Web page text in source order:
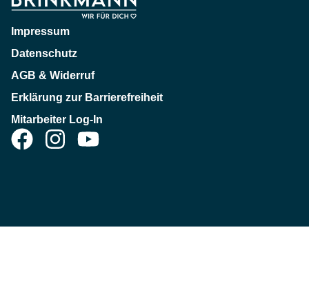
Impressum
Datenschutz
AGB & Widerruf
Erklärung zur Barrierefreiheit
Mitarbeiter Log-In